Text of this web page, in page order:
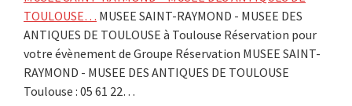
TOULOUSE… MUSEE SAINT-RAYMOND - MUSEE DES
ANTIQUES DE TOULOUSE à Toulouse Réservation pour
votre évènement de Groupe Réservation MUSEE SAINT-
RAYMOND - MUSEE DES ANTIQUES DE TOULOUSE
Toulouse : 05 61 22…